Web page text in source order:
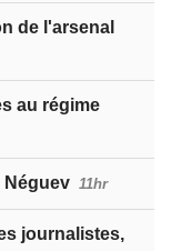
de l'arsenal
au régime
Néguev 11hr
journalistes,